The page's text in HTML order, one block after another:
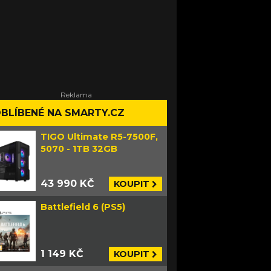
NA SMARTY.CZ
TIGO Ultimate R5-7500F,
5070 - 1TB 32GB
43 990 KČ KOUPIT
Battlefield 6 (PS5)
1 149 KČ KOUPIT